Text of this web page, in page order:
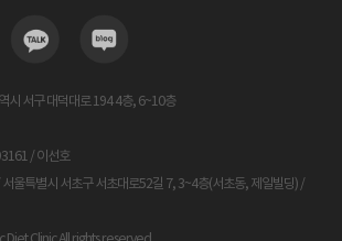
시 서구 대덕대로 194 4층, 6~10층
/ 이선호
울특별시 서초구 서초대로52길 7, 3~4층(서초동, 제일빌딩) /